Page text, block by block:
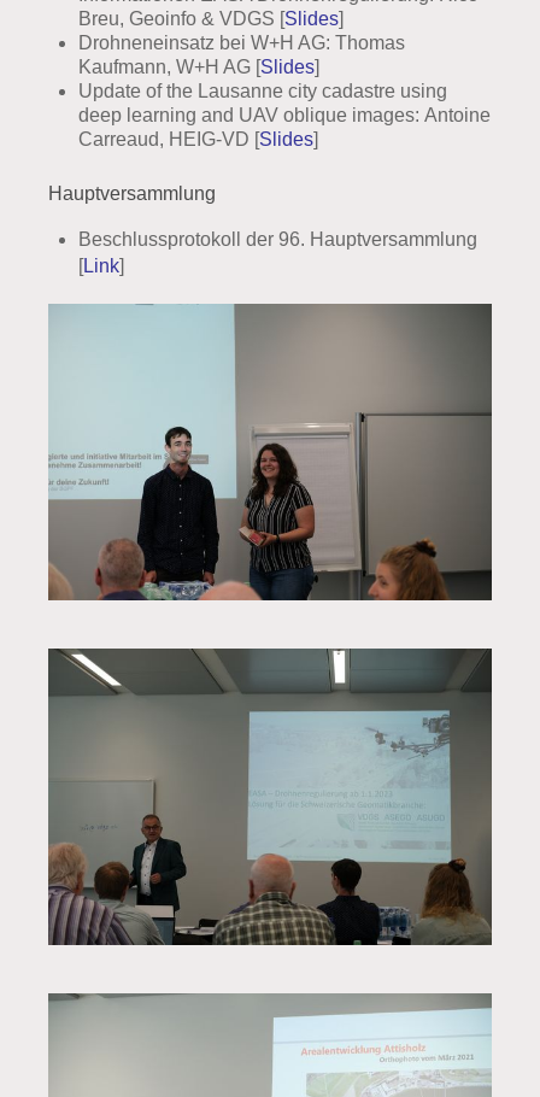
Breu, Geoinfo & VDGS [Slides]
Drohneneinsatz bei W+H AG: Thomas
Kaufmann, W+H AG [Slides]
Update of the Lausanne city cadastre using
deep learning and UAV oblique images: Antoine
Carreaud, HEIG-VD [Slides]
Hauptversammlung
Beschlussprotokoll der 96. Hauptversammlung
[Link]